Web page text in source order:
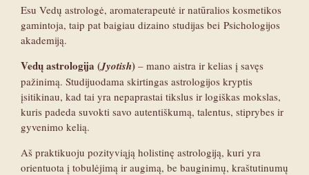
Esu Vedų astrologė, aromaterapeutė ir natūralios kosmetikos
gamintoja, taip pat baigiau dizaino studijas bei Psichologijos
akademiją.
Vedų astrologija (Jyotish) – mano aistra ir kelias į savęs
pažinimą. Studijuodama skirtingas astrologijos kryptis
įsitikinau, kad tai yra nepaprastai tikslus ir logiškas mokslas,
kuris padeda suvokti savo autentiškumą, talentus, stiprybes ir
gyvenimo kelią.
Aš praktikuoju pozityviąją holistinę astrologiją, kuri yra
orientuota į tobulėjimą ir augimą, be bauginimų, kraštutinumų